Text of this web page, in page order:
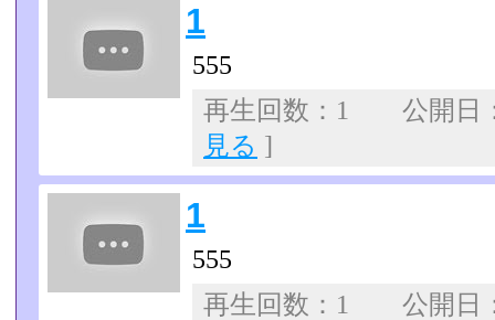
1
555
再生回数：1 公開
見る ]
1
555
再生回数：1 公開